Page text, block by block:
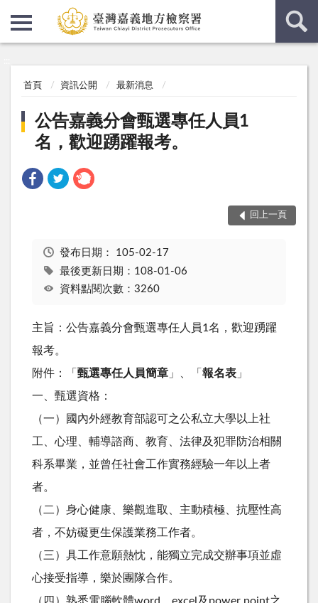
首頁 資訊公開 最新消息
公告嘉義分會甄選專任人員1
名，歡迎踴躍報考。
回上一頁
發布日期： 105-02-17
最後更新日期：108-01-06
資料點閱次數：3260
主旨：公告嘉義分會甄選專任人員1名，歡迎踴躍
報考。
附件：「 甄選專任人員簡章 」、「 報名表 」
一、甄選資格：
（一）國內外經教育部認可之公私立大學以上社
工、心理、輔導諮商、教育、法律及犯罪防治相關
科系畢業，並曾任社會工作實務經驗一年以上者
者。
（二）身心健康、樂觀進取、主動積極、抗壓性高
者，不妨礙更生保護業務工作者。
（三）具工作意願熱忱，能獨立完成交辦事項並虛
心接受指導，樂於團隊合作。
（四）熟悉電腦軟體word、excel及power point之